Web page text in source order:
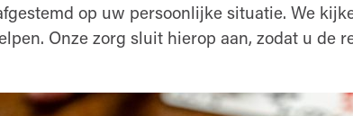
op uw persoonlijke situatie. We
Onze zorg sluit hierop aan, zodat u de